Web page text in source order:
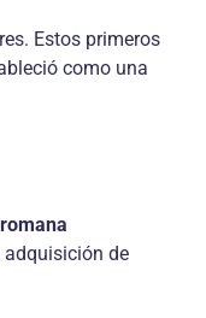
Estos primeros
como una
romana
adquisición de